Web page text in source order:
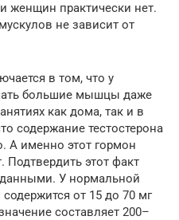
практически нет.
не зависит от
в том, что у
большие мышцы даже
как дома, так и в
содержание тестостерона
А именно этот гормон
этот факт
У нормальной
от 15 до 70 мг
составляет 200–